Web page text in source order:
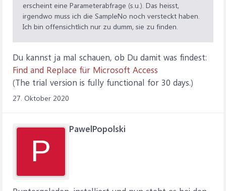
erscheint eine Parameterabfrage (s.u.). Das heisst,
irgendwo muss ich die SampleNo noch versteckt haben.
Ich bin offensichtlich nur zu dumm, sie zu finden.
Du kannst ja mal schauen, ob Du damit was findest:
Find and Replace für Microsoft Access
(The trial version is fully functional for 30 days.)
27. Oktober 2020
P
PawelPopolski